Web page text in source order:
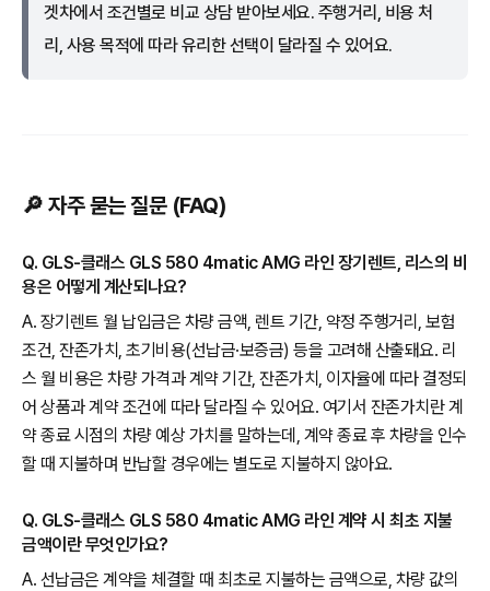
겟차에서 조건별로 비교 상담 받아보세요. 주행거리, 비용 처
리, 사용 목적에 따라 유리한 선택이 달라질 수 있어요.
🔎 자주 묻는 질문 (FAQ)
Q. GLS-클래스 GLS 580 4matic AMG 라인 장기렌트, 리스의 비
용은 어떻게 계산되나요?
A. 장기렌트 월 납입금은 차량 금액, 렌트 기간, 약정 주행거리, 보험
조건, 잔존가치, 초기비용(선납금·보증금) 등을 고려해 산출돼요. 리
스 월 비용은 차량 가격과 계약 기간, 잔존가치, 이자율에 따라 결정되
어 상품과 계약 조건에 따라 달라질 수 있어요. 여기서 잔존가치란 계
약 종료 시점의 차량 예상 가치를 말하는데, 계약 종료 후 차량을 인수
할 때 지불하며 반납할 경우에는 별도로 지불하지 않아요.
Q. GLS-클래스 GLS 580 4matic AMG 라인 계약 시 최초 지불
금액이란 무엇인가요?
A. 선납금은 계약을 체결할 때 최초로 지불하는 금액으로, 차량 값의